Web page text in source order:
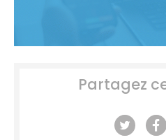
Partagez